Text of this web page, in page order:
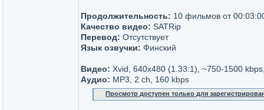
Продолжительность: 10 фильмов от
Качество видео: SATRip
Перевод: Отсутствует
Язык озвучки: Финский
Видео: Xvid, 640x480 (1.33:1), ~750-1500
Аудио: MP3, 2 ch, 160 kbps
Просмотр доступен только для